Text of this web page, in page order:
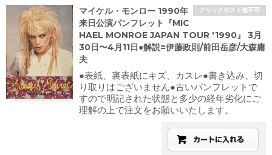
クリックポスト他不可
マイケル・モンロー 1990年
来日公演パンフレット『MIC
HAEL MONROE JAPAN TOUR '1990』 3月
30日〜4月11日●解説=伊藤政則/前田岳彦/大森庸
夫
●表紙、裏表紙にキズ、カスレ●書き込み、切
り取りはございません●古いパンフレットで
すので明記された状態と多少の経年劣化にご
理解の上で注文をお願いいたします。